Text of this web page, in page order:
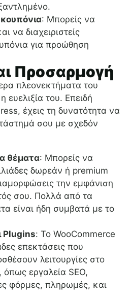
: Μπορείς να
να διαχειριστείς
για προώθηση
Προσαρμογή
πλεονεκτήματα του
ευελιξία του. Επειδή
έχεις τη δυνατότητα να
σου με σχεδόν
θέματα: Μπορείς να
δωρεάν ή premium
την εμφάνιση
σου. Πολλά από τα
είναι ήδη συμβατά με το
Plugins: Το WooCommerce
επεκτάσεις που
λειτουργίες στο
εργαλεία SEO,
φόρμες, πληρωμές, και